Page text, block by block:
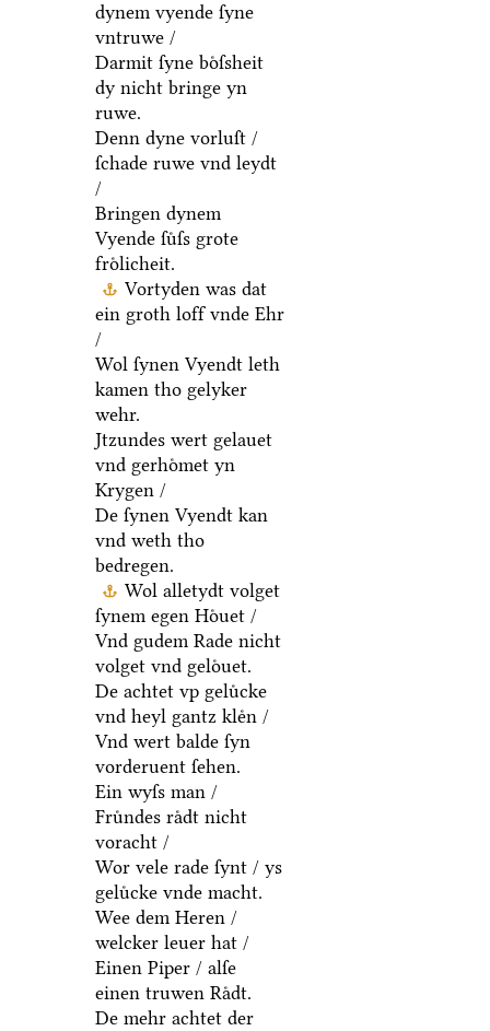
dynem vyende ſyne
vntruwe /
Darmit ſyne boͤſsheit
dy nicht bringe yn
ruwe.
Denn dyne vorluſt /
ſchade ruwe vnd leydt
/
Bringen dynem
Vyende ſuͤſs grote
froͤlicheit.
Vortyden was dat
ein groth loff vnde Ehr
/
Wol ſynen Vyendt leth
kamen tho gelyker
wehr.
Jtzundes wert gelauet
vnd gerhoͤmet yn
Krygen /
De ſynen Vyendt kan
vnd weth tho
bedregen.
Wol alletydt volget
ſynem egen Hoͤuet /
Vnd gudem Rade nicht
volget vnd geloͤuet.
De achtet vp geluͤcke
vnd heyl gantz kleͤn /
Vnd wert balde ſyn
vorderuent ſehen.
Ein wyſs man /
Fruͤndes raͤdt nicht
voracht /
Wor vele rade ſynt / ys
geluͤcke vnde macht.
Wee dem Heren /
welcker leuer hat /
Einen Piper / alſe
einen truwen Raͤdt.
De mehr achtet der